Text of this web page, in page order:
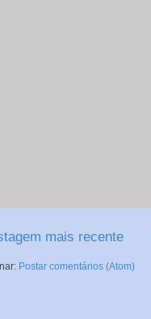
mais recente
Postar comentários (Atom)